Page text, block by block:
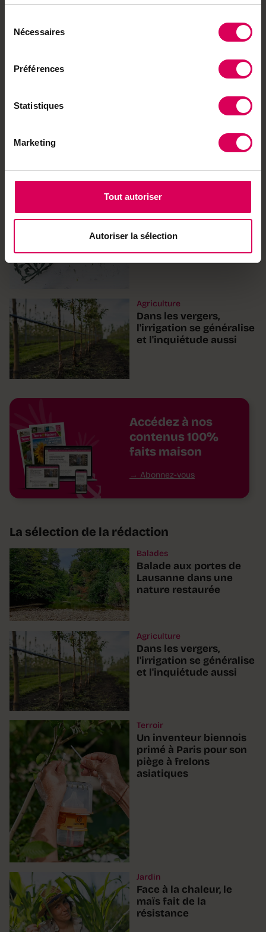
Nécessaires
Préférences
Statistiques
Marketing
Tout autoriser
Autoriser la sélection
Agriculture
restauration collective,
c'est une question de
craquent et révèlent
toute leur saveur
Agriculture
Dans les vergers,
l'irrigation se généralise
et l'inquiétude aussi
Accédez à nos
contenus 100%
faits maison
Abonnez-vous
La sélection de la rédaction
Balades
Balade aux portes de
Lausanne dans une
nature restaurée
Agriculture
Dans les vergers,
l'irrigation se généralise
et l'inquiétude aussi
Terroir
Un inventeur biennois
primé à Paris pour son
piège à frelons
asiatiques
Jardin
Face à la chaleur, le
maïs fait de la
résistance